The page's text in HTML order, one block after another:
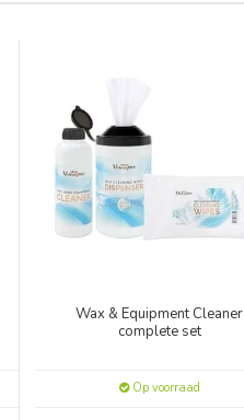
Wax & Equipment Cleaner
complete set
Op voorraad